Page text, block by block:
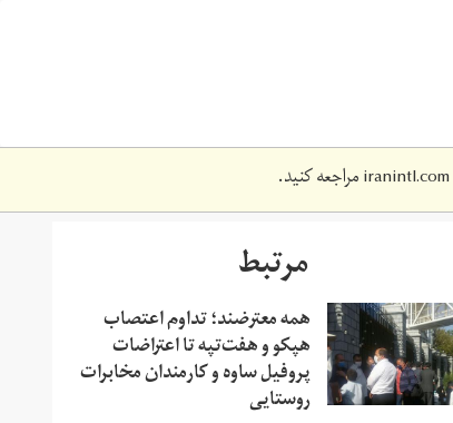
iranintl.comمراجعه کنید.
مرتبط
همه معترضند؛ تداوم اعتصاب
هپکو و هفت‌تپه تا اعتراضات
پروفیل ساوه و کارمندان مخابرات
روستایی